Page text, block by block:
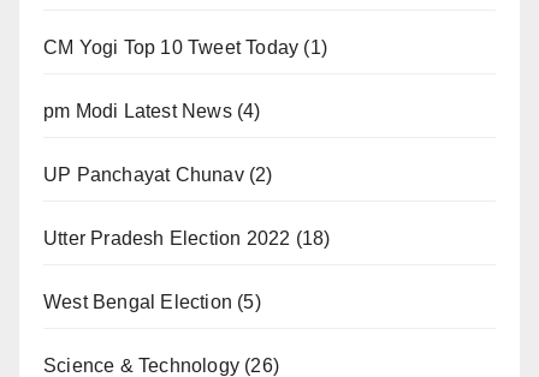
CM Yogi Top 10 Tweet Today (1)
pm Modi Latest News(4)
UP Panchayat Chunav(2)
Utter Pradesh Election 2022 (18)
West Bengal Election (5)
Science & Technology (26)